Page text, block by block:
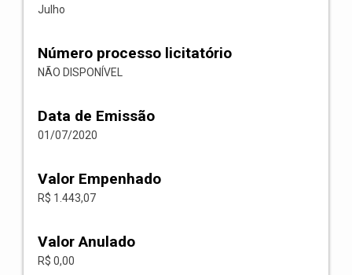
Julho
Número processo licitatório
NÃO DISPONÍVEL
Data de Emissão
01/07/2020
Valor Empenhado
R$ 1.443,07
Valor Anulado
R$ 0,00